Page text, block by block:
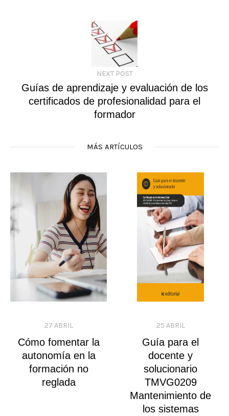
NEXT POST
Guías de aprendizaje y evaluación de los
certificados de profesionalidad para el
formador
MÁS ARTÍCULOS
27 ABRIL
Cómo fomentar la
autonomía en la
formación no
reglada
25 ABRIL
Guía para el
docente y
solucionario
TMVG0209
Mantenimiento de
los sistemas